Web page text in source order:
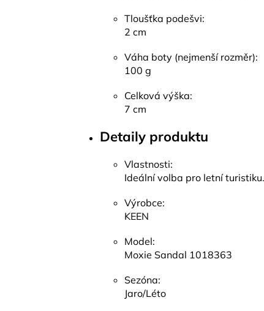
Tloušťka podešvi:
2 cm
Váha boty (nejmenší rozměr):
100 g
Celková výška:
7 cm
Detaily produktu
Vlastnosti:
Ideální volba pro letní
Výrobce:
KEEN
Model:
Moxie Sandal 1018363
Sezóna:
Jaro/Léto